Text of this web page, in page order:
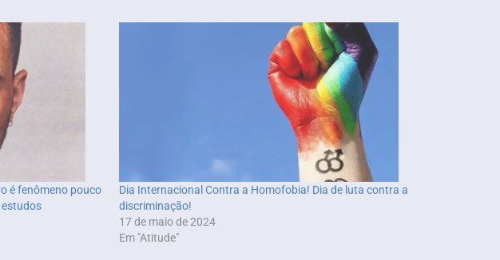
é fenômeno pouco
Dia Internacional Contra a Homofobia! Dia de luta contra a
discriminação!
17 de maio de 2024
Em "Atitude"